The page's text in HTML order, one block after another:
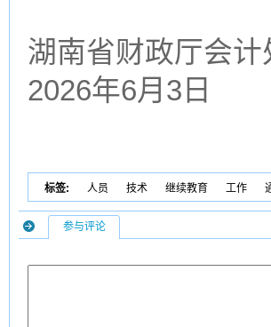
湖南省财政厅会计
2026年6月3日
标签: 人员 技术 继续教育 工作
参与评论